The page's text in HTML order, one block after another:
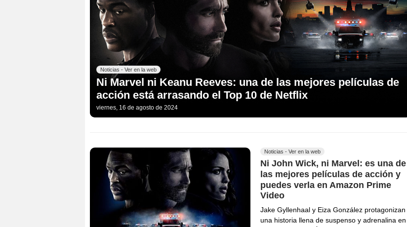
Noticias - Ver en la web
Ni Marvel ni Keanu Reeves: una de las mejores películas de
acción está arrasando el Top 10 de Netflix
viernes, 16 de agosto de 2024
Noticias - Ver en la web
Ni John Wick, ni Marvel: es una de
las mejores películas de acción y
puedes verla en Amazon Prime
Video
Jake Gyllenhaal y Eiza González protagonizan
una historia llena de suspenso y adrenalina en